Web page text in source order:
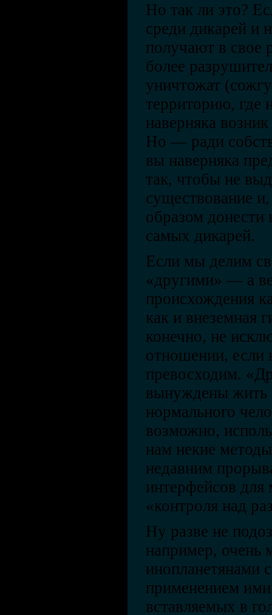
Но так ли это?
среди дикарей и
получают в свое
более
уничтожат
территорию, где
наверняка
Но — ради
вы наверняка
так, чтобы не
существование
образом
самых дикарей.
Если мы делим
«другими» — а
происхождения
как и внеземная
конечно, не
отношении, если
превосходим.
вынуждены жить
нормального
возможно,
нам некие
недавним
интерфейсов
«контроля над
Ну разве не
например, очень
инопланетянами
применением
вставляемых в